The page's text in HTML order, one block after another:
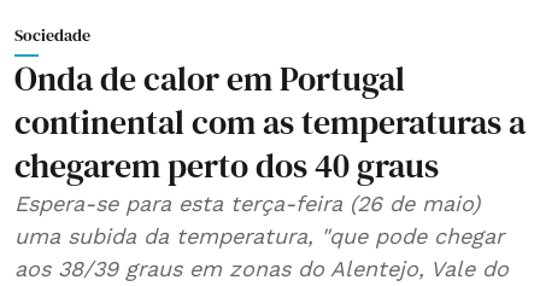
Sociedade
Onda de calor em Portugal
continental com as temperaturas a
chegarem perto dos 40 graus
Espera-se para esta terça-feira (26 de maio)
uma subida da temperatura, "que pode chegar
aos 38/39 graus em zonas do Alentejo, Vale do